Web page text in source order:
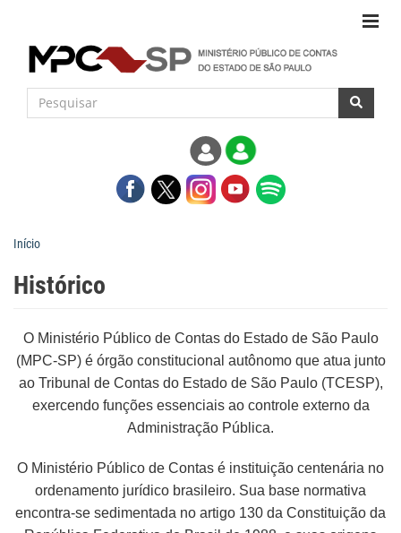
Início
Histórico
O Ministério Público de Contas do Estado de São Paulo
(MPC-SP) é órgão constitucional autônomo que atua junto
ao Tribunal de Contas do Estado de São Paulo (TCESP),
exercendo funções essenciais ao controle externo da
Administração Pública.
O Ministério Público de Contas é instituição centenária no
ordenamento jurídico brasileiro. Sua base normativa
encontra-se sedimentada no artigo 130 da Constituição da